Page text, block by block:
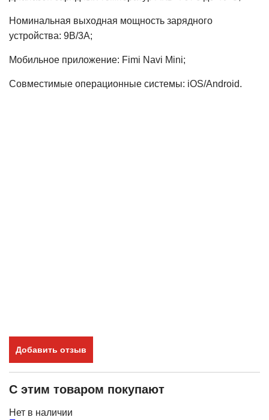
Номинальная выходная мощность зарядного
устройства: 9В/3А;
Мобильное приложение: Fimi Navi Mini;
Совместимые операционные системы: iOS/Android.
Добавить отзыв
С этим товаром покупают
Нет в наличии